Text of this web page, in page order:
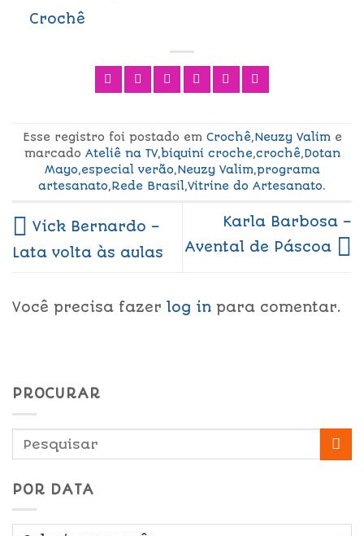
Crochê
Esse registro foi postado em Crochê,Neuzy Valime
marcado Ateliê na TV,biquini croche,crochê,Dotan
Mayo,especial verão,Neuzy Valim,programa
artesanato,Rede Brasil,Vitrine do Artesanato.
Vick Bernardo –
Lata volta às aulas
Karla Barbosa –
Avental de Páscoa
Você precisa fazer log in para comentar.
PROCURAR
POR DATA
Por